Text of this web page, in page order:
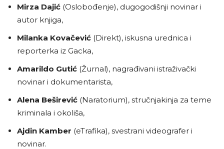
Mirza Dajić (Oslobođenje), dugogodišnji novinar i
autor knjiga,
Milanka Kovačević (Direkt), iskusna urednica i
reporterka iz Gacka,
Amarildo Gutić (Žurnal), nagrađivani istraživački
novinar i dokumentarista,
Alena Beširević (Naratorium), stručnjakinja za teme
kriminala i okoliša,
Ajdin Kamber (eTrafika), svestrani videografer i
novinar.